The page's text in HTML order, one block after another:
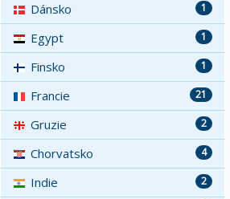
1
Dánsko
1
Egypt
1
Finsko
21
Francie
2
Gruzie
4
Chorvatsko
2
Indie